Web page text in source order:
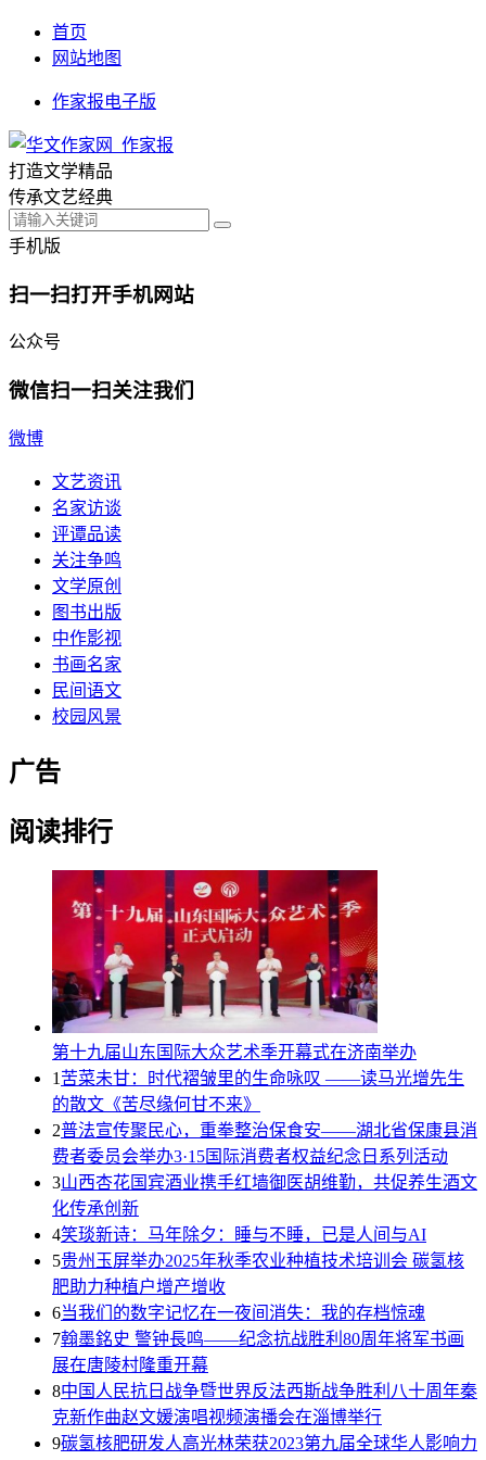
首页
网站地图
作家报电子版
打造文学精品
传承文艺经典
手机版
扫一扫打开手机网站
公众号
微信扫一扫关注我们
微博
文艺资讯
名家访谈
评谭品读
关注争鸣
文学原创
图书出版
中作影视
书画名家
民间语文
校园风景
广告
阅读排行
第十九届山东国际大众艺术季开幕式在济南举办
1 苦菜未甘：时代褶皱里的生命咏叹 ——读马光增先生
的散文《苦尽缘何甘不来》
2普法宣传聚民心，重拳整治保食安——湖北省保康县消
费者委员会举办3·15国际消费者权益纪念日系列活动
3山西杏花国宾酒业携手红墙御医胡维勤，共促养生酒文
化传承创新
4笑琰新诗：马年除夕：睡与不睡，已是人间与AI
5贵州玉屏举办2025年秋季农业种植技术培训会 碳氢核
肥助力种植户增产增收
6当我们的数字记忆在一夜间消失：我的存档惊魂
7翰墨銘史 警钟長鸣——纪念抗战胜利80周年将军书画
展在唐陵村隆重开幕
8中国人民抗日战争暨世界反法西斯战争胜利八十周年秦
克新作曲赵文媛演唱视频演播会在淄博举行
9碳氢核肥研发人高光林荣获2023第九届全球华人影响力